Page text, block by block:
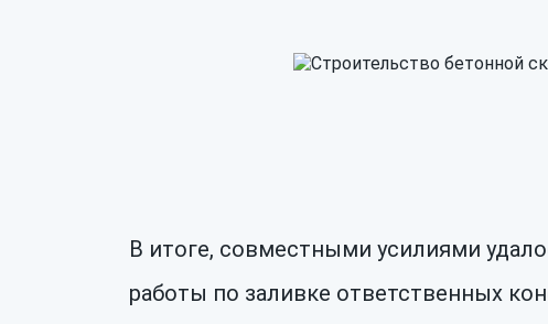
В итоге, совместными усилиями
работы по заливке ответственных